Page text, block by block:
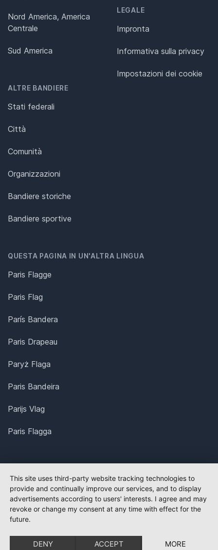
Nord America, America
Centrale
Sud America
ALTRE BANDIERE
Stati federali
Città
Comunità
Organizzazioni
Bandiere storiche
Bandiere sportive
LEGALE
Impronta
Informativa sulla privacy
Impostazioni dei cookie
QUESTA PAGINA IN UN'ALTRA LINGUA
Paris Flagge
Paris Flag
París Bandera
Paris Drapeau
Paryż Flaga
Paris Bandeira
Parijs Vlag
Paris Flagga
This site uses third-party website tracking technologies to
provide and continually improve our services, and to display
advertisements according to users' interests. I agree and may
revoke or change my consent at any time with effect for the
future.
DENY ACCEPT MORE